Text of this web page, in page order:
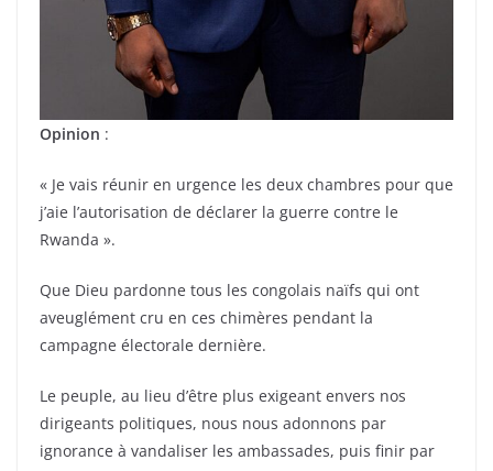
Opinion :
« Je vais réunir en urgence les deux chambres pour que
j’aie l’autorisation de déclarer la guerre contre le
Rwanda ».
Que Dieu pardonne tous les congolais naïfs qui ont
aveuglément cru en ces chimères pendant la
campagne électorale dernière.
Le peuple, au lieu d’être plus exigeant envers nos
dirigeants politiques, nous nous adonnons par
ignorance à vandaliser les ambassades, puis finir par